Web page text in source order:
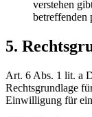
verstehen
betreffenden
5.
Art. 6 Abs. 1 lit. a
Rechtsgrundlage
Einwilligung für